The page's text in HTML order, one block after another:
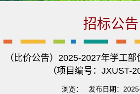
招标公告
（比价公告）2025-2027年学工
（项目编号：JXUST-
浏览： 发布日期：